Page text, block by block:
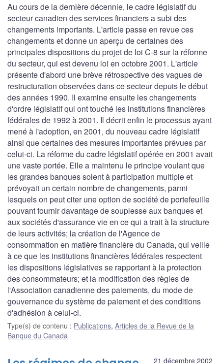
Au cours de la dernière décennie, le cadre législatif du
secteur canadien des services financiers a subi des
changements importants. L'article passe en revue ces
changements et donne un aperçu de certaines des
principales dispositions du projet de loi C-8 sur la réforme
du secteur, qui est devenu loi en octobre 2001. L'article
présente d'abord une brève rétrospective des vagues de
restructuration observées dans ce secteur depuis le début
des années 1990. Il examine ensuite les changements
d'ordre législatif qui ont touché les institutions financières
fédérales de 1992 à 2001. Il décrit enfin le processus ayant
mené à l'adoption, en 2001, du nouveau cadre législatif
ainsi que certaines des mesures importantes prévues par
celui-ci. La réforme du cadre législatif opérée en 2001 avait
une vaste portée. Elle a maintenu le principe voulant que
les grandes banques soient à participation multiple et
prévoyait un certain nombre de changements, parmi
lesquels on peut citer une option de société de portefeuille
pouvant fournir davantage de souplesse aux banques et
aux sociétés d'assurance vie en ce qui a trait à la structure
de leurs activités; la création de l'Agence de
consommation en matière financière du Canada, qui veille
à ce que les institutions financières fédérales respectent
les dispositions législatives se rapportant à la protection
des consommateurs; et la modification des règles de
l'Association canadienne des paiements, du mode de
gouvernance du système de paiement et des conditions
d'adhésion à celui-ci.
Type(s) de contenu : Publications, Articles de la Revue de la
Banque du Canada
21 décembre 2002